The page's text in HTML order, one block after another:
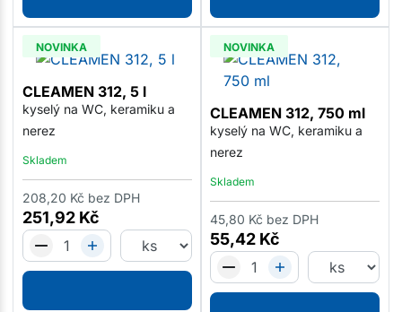
NOVINKA
CLEAMEN 312, 5 l
kyselý na WC, keramiku a
nerez
Skladem
251,92 Kč
208,20 Kč bez DPH
NOVINKA
CLEAMEN 312, 750 ml
kyselý na WC, keramiku a
nerez
Skladem
55,42 Kč
45,80 Kč bez DPH